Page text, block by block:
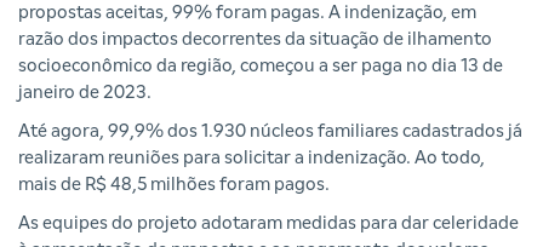
propostas aceitas, 99% foram pagas. A indenização, em
razão dos impactos decorrentes da situação de ilhamento
socioeconômico da região, começou a ser paga no dia 13 de
janeiro de 2023.
Até agora, 99,9% dos 1.930 núcleos familiares cadastrados já
realizaram reuniões para solicitar a indenização. Ao todo,
mais de R$ 48,5 milhões foram pagos.
As equipes do projeto adotaram medidas para dar celeridade